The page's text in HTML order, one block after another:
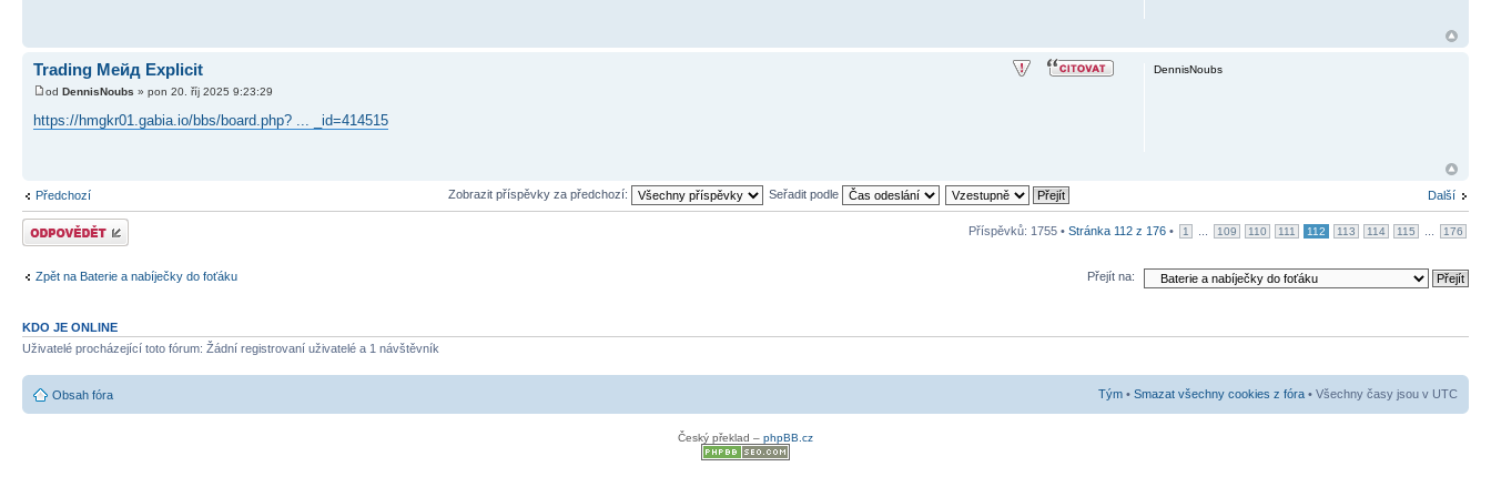
Trading Мейд Explicit
od DennisNoubs » pon 20. říj 2025 9:23:29
https://hmgkr01.gabia.io/bbs/board.php? ... _id=414515
DennisNoubs
Předchozí Další
Zobrazit příspěvky za předchozí: Seřadit podle
Odeslat odpověď Příspěvků: 1755 • Stránka 112 z 176 • 1 109 110 111 112 113 114 115 176
Zpět na Baterie a nabíječky do foťáku Přejít na:
KDO JE ONLINE
Uživatelé procházející toto fórum: Žádní registrovaní uživatelé a 1 návštěvník
Obsah fóra Tým • Smazat všechny cookies z fóra • Všechny časy jsou v UTC
Český překlad – phpBB.cz